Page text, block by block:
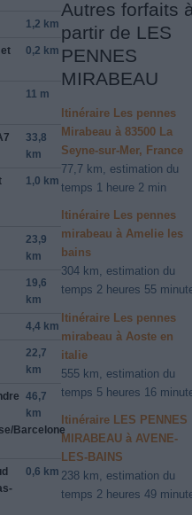
1,2 km
0,2 km
11 m
33,8
km
1,0 km
23,9
km
19,6
km
4,4 km
22,7
km
/Barcelone
46,7
km
0,6 km
Autres forfaits
partir de LES
PENNES
MIRABEAU
Itinéraire Les pennes
Mirabeau à 83500 La
Seyne-sur-Mer, France
77,7 km, estimation du
temps 1 heure 2 min
Itinéraire Les pennes
mirabeau à Amelie les
bains
304 km, estimation du
temps 2 heures 55
Itinéraire Les pennes
mirabeau à Aoste en
italie
555 km, estimation du
temps 5 heures 16
Itinéraire LES PENNES
MIRABEAU à AVENE-
LES-BAINS
238 km, estimation du
temps 2 heures 49